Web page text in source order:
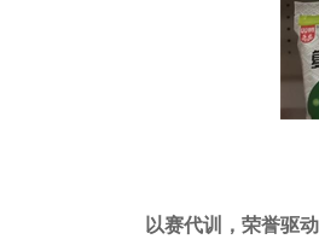
以赛代训，荣誉驱